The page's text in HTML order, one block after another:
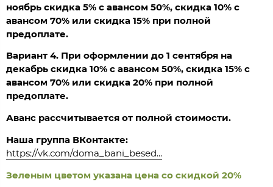
ноябрь скидка 5% с авансом 50%, скидка 10% с
авансом 70% или скидка 15% при полной
предоплате.
Вариант 4. При оформлении до 1 сентября на
декабрь скидка 10% с авансом 50%, скидка 15% с
авансом 70% или скидка 20% при полной
предоплате.
Аванс рассчитывается от полной стоимости.
Наша группа ВКонтакте:
https://vk.com/doma_bani_besed...
Зеленым цветом указана цена со скидкой 20%